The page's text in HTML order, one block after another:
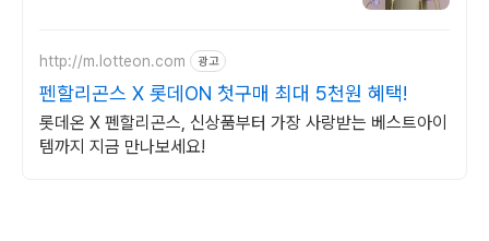
http://m.lotteon.com 광고
펜할리곤스 X 롯데ON 첫구매 최대 5천원 혜택!
롯데온 X 펜할리곤스, 신상품부터 가장 사랑받는 베스트아이
템까지 지금 만나보세요!